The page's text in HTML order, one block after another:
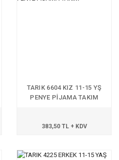
TARIK 6604 KIZ 11-15 YŞ
PENYE PİJAMA TAKIM
383,50 TL + KDV